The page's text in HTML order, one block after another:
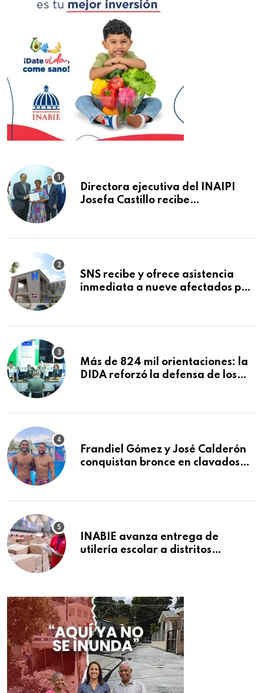
Directora ejecutiva del INAIPI
Josefa Castillo recibe
SNS recibe y ofrece asistencia
inmediata a nueve afectados por
Macorís
Más de 824 mil orientaciones: la
DIDA reforzó la defensa de los
Frandiel Gómez y José Calderón
conquistan bronce en clavados
INABIE avanza entrega de
utilería escolar a distritos